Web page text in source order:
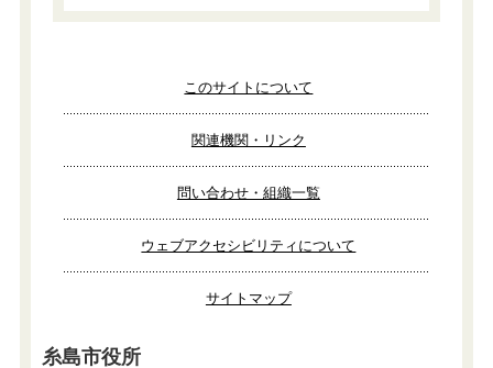
このサイトについて
関連機関・リンク
問い合わせ・組織一覧
ウェブアクセシビリティについて
サイトマップ
糸島市役所